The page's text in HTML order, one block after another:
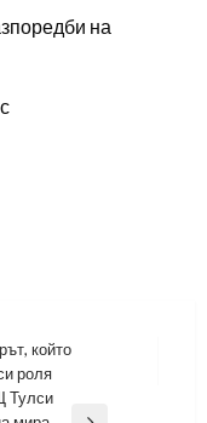
на
който
роля
Тулси